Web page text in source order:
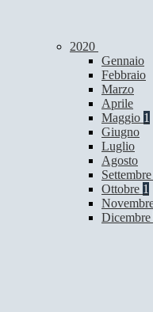
2020
Gennaio
Febbraio
Marzo
Aprile
Maggio 1
Giugno
Luglio
Agosto
Settembre
Ottobre 1
Dicembre